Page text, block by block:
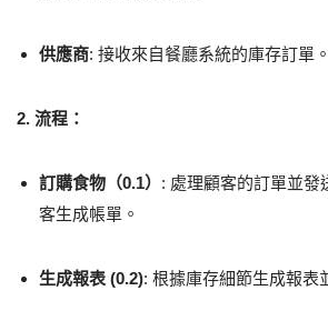
供應商: 接收來自餐廳系統的庫存訂單。
2. 流程：
訂購食物（0.1） : 處理顧客的訂單並發
客生成帳單。
生成報表 (0.2): 根據庫存細節生成報表